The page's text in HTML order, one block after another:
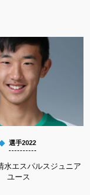
選手2022
エスパルスジュニア
ユース